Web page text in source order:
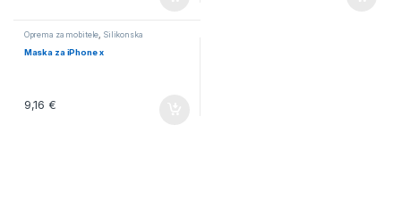
Oprema za mobitele, Silikonska
Maska za iPhone x
9,16 €